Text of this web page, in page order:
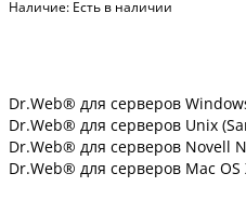
Наличие: Есть в наличии
Dr.Web® для серверов
Dr.Web® для серверов Unix
Dr.Web® для серверов Novell
Dr.Web® для серверов Mac OS